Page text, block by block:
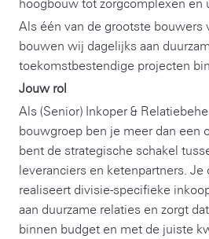
hoogbouw tot zorgcomplexen en
Als één van de grootste bouwers
bouwen wij dagelijks aan
toekomstbestendige projecten
Jouw rol
Als (Senior) Inkoper &
bouwgroep ben je meer dan een
bent de strategische schakel
leveranciers en ketenpartners.
realiseert divisie-specifieke
aan duurzame relaties en zorgt
binnen budget en met de juiste